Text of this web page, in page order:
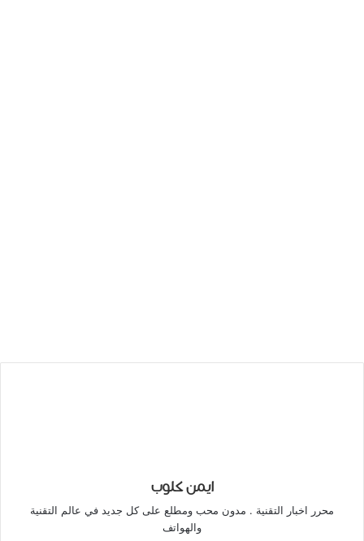
ايمن كلوب
محرر اخبار التقنية . مدون محب ومطلع على كل جديد في عالم التقنية
والهواتف